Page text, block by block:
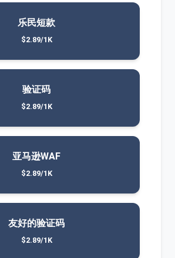
乐民短款
$2.89/1K
验证码
$2.89/1K
亚马逊WAF
$2.89/1K
友好的验证码
$2.89/1K